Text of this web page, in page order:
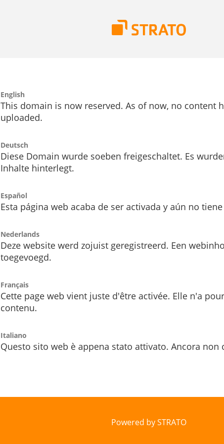
English
This domain is now reserved. As of now, no content
uploaded.
Deutsch
Diese Domain wurde soeben freigeschaltet. Es
Inhalte hinterlegt.
Español
Esta página web acaba de ser activada y aún no
Nederlands
Deze website werd zojuist geregistreerd. Een
toegevoegd.
Français
Cette page web vient juste d'être activée. Elle n'a
contenu.
Italiano
Questo sito web è appena stato attivato. Ancora non
Powered by STRATO